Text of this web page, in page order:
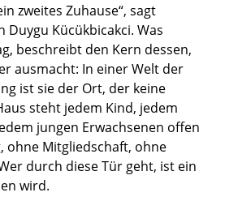
© Birgit Engel / Erzbistum Paderborn
zweites Zuhause“, sagt
Kücükbicakci.
zweites Zuhause“, sagt
Kücükbicakci. Was
beschreibt den Kern dessen,
ausmacht: In einer Welt der
ist sie der Ort, der keine
steht jedem Kind, jedem
jungen Erwachsenen offen
ohne Mitgliedschaft, ohne
durch diese Tür geht, ist ein
wird.